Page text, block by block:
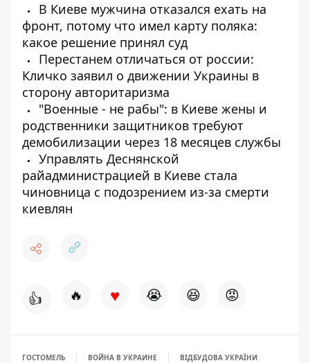
В Киеве мужчина отказался ехать на
фронт, потому что имел карту поляка:
какое решение принял суд
Перестанем отличаться от россии:
Кличко заявил о движении Украины в
сторону авторитаризма
"Военные - не рабы": в Киеве жены и
родственники защитников требуют
демобилизации через 18 месяцев службы
Управлять Деснянской
райадминистрацией в Киеве стала
чиновница с подозрением из-за смерти
киевлян
👍 🔥 ♥ 😭 😆 😡
ГОСТОМЕЛЬ ВОЙНА В УКРАИНЕ ВІДБУДОВА УКРАЇНИ